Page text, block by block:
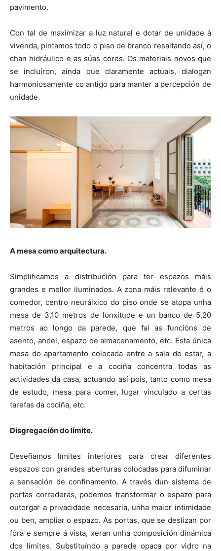
pavimento.
Con tal de maximizar a luz natural e dotar de unidade á
vivenda, pintamos todo o piso de branco resaltando así, o
chan hidráulico e as súas cores. Os materiais novos que
se incluíron, aínda que claramente actuais, dialogan
harmoniosamente co antigo para manter a percepción de
unidade.
A mesa como arquitectura.
Simplificamos a distribución para ter espazos máis
grandes e mellor iluminados. A zona máis relevante é o
comedor, centro neurálxico do piso onde se atopa unha
mesa de 3,10 metros de lonxitude e un banco de 5,20
metros ao longo da parede, que fai as funcións de
asento, andel, espazo de almacenamento, etc. Esta única
mesa do apartamento colocada entre a sala de estar, a
habitación principal e a cociña concentra todas as
actividades da casa, actuando así pois, tanto como mesa
de estudo, mesa para comer, lugar vinculado a certas
tarefas da cociña, etc.
Disgregación do límite.
Deseñamos límites interiores para crear diferentes
espazos con grandes aberturas colocadas para difuminar
a sensación de confinamento. A través dun sistema de
portas correderas, podemos transformar o espazo para
outorgar a privacidade necesaria, unha maior intimidade
ou ben, ampliar o espazo. As portas, que se deslizan por
fóra e sempre á vista, xeran unha composición dinámica
dos límites. Substituíndo a parede opaca por vidro na